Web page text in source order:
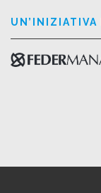
UN’INIZIATIVA